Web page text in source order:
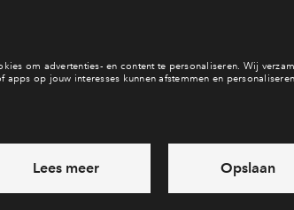
Bel ons op
tijdens feestdagen)